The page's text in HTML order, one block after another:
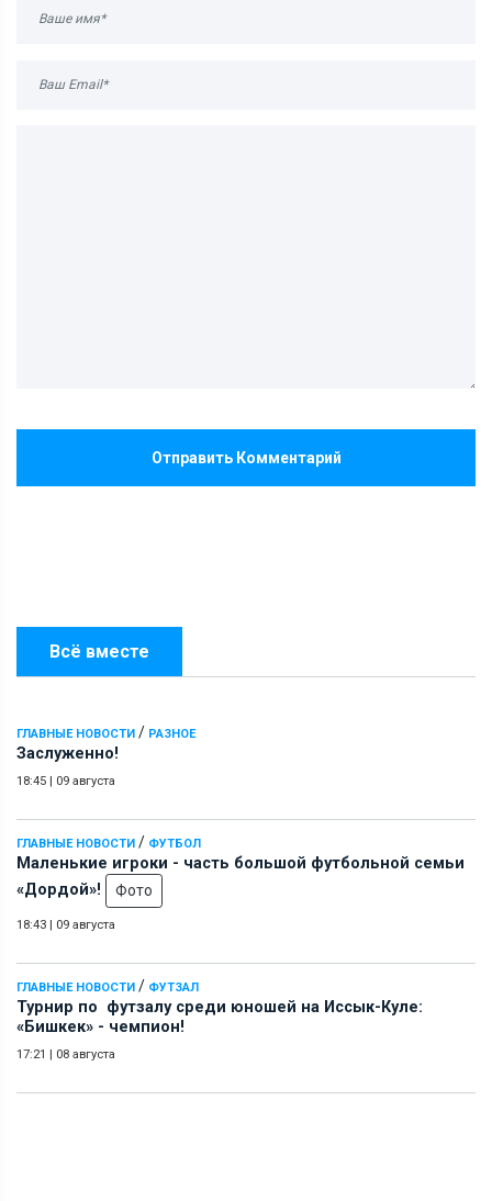
Всё вместе
ГЛАВНЫЕ НОВОСТИ / РАЗНОЕ
Заслуженно!
18:45 | 09 августа
ГЛАВНЫЕ НОВОСТИ / ФУТБОЛ
Маленькие игроки - часть большой футбольной семьи
«Дордой»!
Фото
18:43 | 09 августа
ГЛАВНЫЕ НОВОСТИ / ФУТЗАЛ
Турнир по футзалу среди юношей на Иссык-Куле:
«Бишкек» - чемпион!
17:21 | 08 августа
Отправить Комментарий